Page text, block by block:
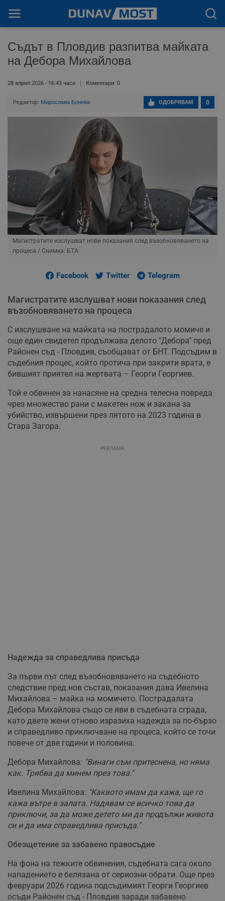
Съдът в Пловдив разпитва майката
на Дебора Михайлова
28 април 2026 - 16:43 часа Коментари: 0
Редактор: Мирослава Бонева 0
ОДОБРЯВАМ
Магистратите изслушват нови показания след възобновяването на
процеса / Снимка: БТА
Facebook Twitter Telegram
Магистратите изслушват нови показания след
възобновяването на процеса
С изслушване на майката на пострадалото момиче и
още един свидетел продължава делото "Дебора" пред
Районен съд - Пловдив, съобщават от БНТ. Подсъдим в
съдебния процес, който протича при закрити врата, е
бившият приятел на жертвата – Георги Георгиев.
Той е обвинен за нанасяне на средна телесна повреда
чрез множество рани с макетен нож и закана за
убийство, извършени през лятото на 2023 година в
Стара Загора.
РЕКЛАМА
Надежда за справедлива присъда
За първи път след възобновяването на съдебното
следствие пред нов състав, показания дава Ивелина
Михайлова – майка на момичето. Пострадалата
Дебора Михайлова също се яви в съдебната сграда,
като двете жени отново изразиха надежда за по-бързо
и справедливо приключване на процеса, който се точи
повече от две години и половина.
Дебора Михайлова: "Винаги съм притеснена, но няма
как. Трябва да минем през това."
Ивелина Михайлова: "Каквото имам да кажа, ще го
кажа вътре в залата. Надявам се всичко това да
приключи, за да може детето ми да продължи живота
си и да има справедлива присъда."
Обезщетение за забавено правосъдие
На фона на тежките обвинения, съдебната сага около
нападението е белязана от сериозни обрати. Още през
февруари 2026 година подсъдимият Георги Георгиев
осъди Районен съд - Пловдив заради забавено